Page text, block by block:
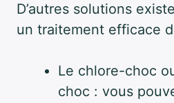
D’autres solutions
un traitement efficace
Le chlore-choc
choc : vous